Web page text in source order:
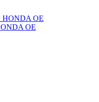
ОЕ